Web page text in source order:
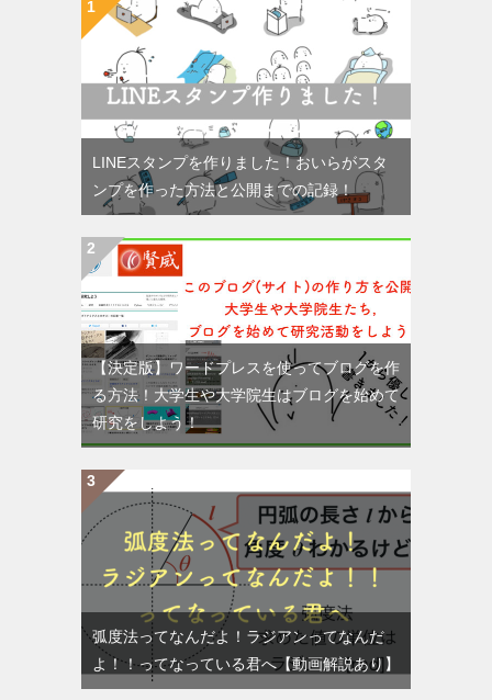
LINEスタンプを作りました！おいらがスタ
ンプを作った方法と公開までの記録！
【決定版】ワードプレスを使ってブログを作
る方法！大学生や大学院生はブログを始めて
研究をしよう！
弧度法ってなんだよ！ラジアンってなんだ
よ！！ってなっている君へ【動画解説あり】